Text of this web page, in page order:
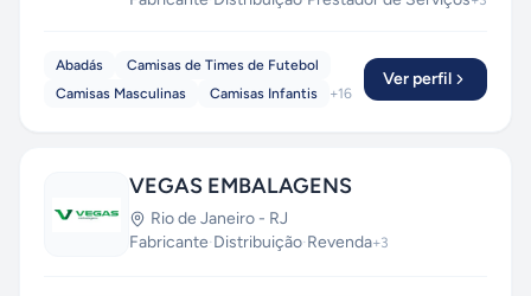
Abadás
Camisas de Times de Futebol
Camisas Masculinas
Camisas Infantis +16
Ver perfil
VEGAS EMBALAGENS
Rio de Janeiro - RJ
Fabricante·Distribuição·Revenda+3